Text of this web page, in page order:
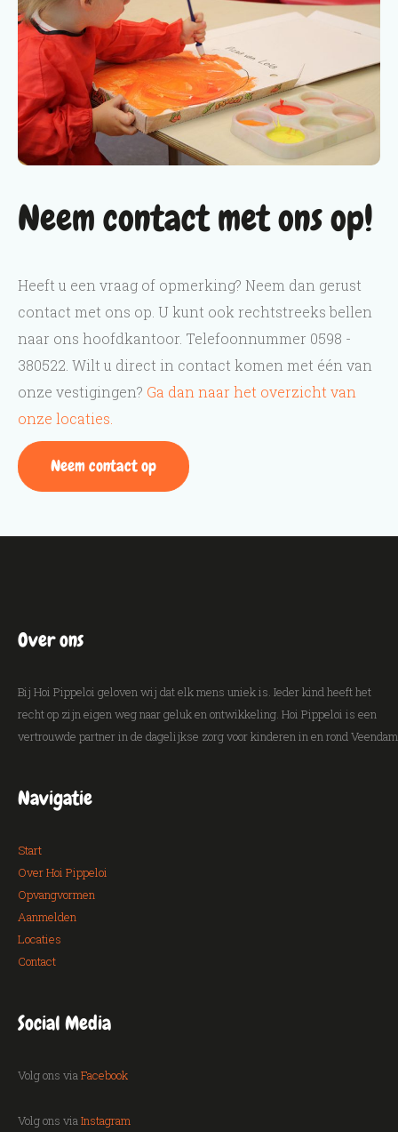
Neem contact met ons op!
Heeft u een vraag of opmerking? Neem dan gerust
contact met ons op. U kunt ook rechtstreeks bellen
naar ons hoofdkantoor. Telefoonnummer 0598 -
380522. Wilt u direct in contact komen met één van
onze vestigingen? Ga dan naar het overzicht van
onze locaties.
Neem contact op
Over ons
Bij Hoi Pippeloi geloven wij dat elk mens uniek is. Ieder kind heeft het
recht op zijn eigen weg naar geluk en ontwikkeling. Hoi Pippeloi is een
vertrouwde partner in de dagelijkse zorg voor kinderen in en rond Veendam
Navigatie
Start
Over Hoi Pippeloi
Opvangvormen
Aanmelden
Locaties
Contact
Social Media
Volg ons via Facebook
Volg ons via Instagram